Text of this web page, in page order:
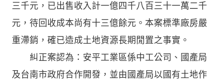
三千元，已出售收入計一億四千八百三十一萬二千
元，待回收成本尚有十三億餘元。本案標準廠房嚴
重滯銷，確已造成土地資源長期閒置之事實。
糾正案認為：安平工業區係中工公司、國產局
及台南市政府合作開發，並由國產局以國有土地作